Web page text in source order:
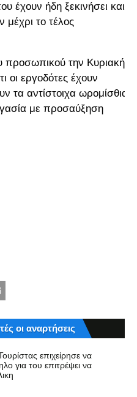
έχουν ήδη ξεκινήσει και
μέχρι το τέλος
προσωπικού την Κυριακή
οι εργοδότες έχουν
τα αντίστοιχα ωρομίσθια
με προσαύξηση
οι αναρτήσεις
επιχείρησε να
για του επιτρέψει να